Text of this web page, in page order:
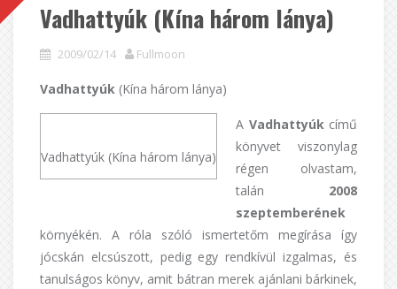
Vadhattyúk (Kína három lánya)
2009/02/14 Fullmoon
Vadhattyúk (Kína három lánya)
Vadhattyúk (Kína három lánya)
A Vadhattyúk című
könyvet viszonylag
régen olvastam,
talán 2008
szeptemberének
környékén. A róla szóló ismertetőm megírása így
jócskán elcsúszott, pedig egy rendkívül izgalmas, és
tanulságos könyv, amit bátran merek ajánlani bárkinek,